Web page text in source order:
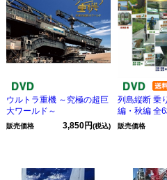
ウルトラ重機 ～究極の超巨
大ワールド～
販売価格 3,850円(税込)
列島縦断 乗
編・秋編 全
販売価格